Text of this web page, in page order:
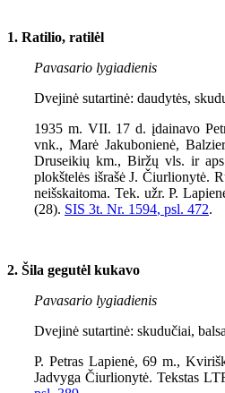
1. Ratilio, ratilėl
Pavasario lygiadienis
Dvejinė sutartinė: daudytės,
1935 m. VII. 17 d. įdainavo
vnk., Marė Jakubonienė,
Druseikių km., Biržų vls. ir
plokštelės išrašė J. Čiurlionytė.
neišskaitoma. Tek. užr. P.
(28). SIS 3t. Nr. 1 594, psl. 472.
2. Šila gegutėl kukavo
Pavasario lygiadienis
Dvejinė sutartinė: skudučiai,
P. Petras Lapienė, 69 m.,
Jadvyga Čiurlionytė. Tekstas